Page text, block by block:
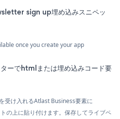
sign up埋め込みスニペッ
once you create your app
ーでhtmlまたは埋め込みコード要
受け入れるAtlast Business要素に
の上に貼り付けます。保存してライブペ